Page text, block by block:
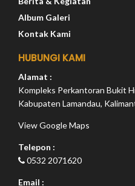
Album Galeri
Kontak Kami
HUBUNGI KAMI
Alamat :
Kompleks Perkantoran Bukit
Kabupaten Lamandau,
View Google Maps
Telepon :
0532 2071620
Email :